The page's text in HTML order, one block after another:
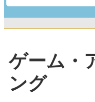
ゲーム・
ング